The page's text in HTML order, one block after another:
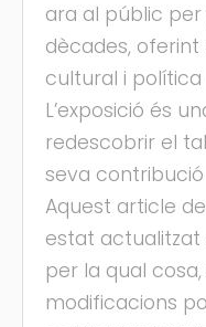
ara al públic
dècades, oferint
cultural i política
L’exposició és
redescobrir el
seva contribució
Aquest article
estat actualitzat
per la qual
modificacions